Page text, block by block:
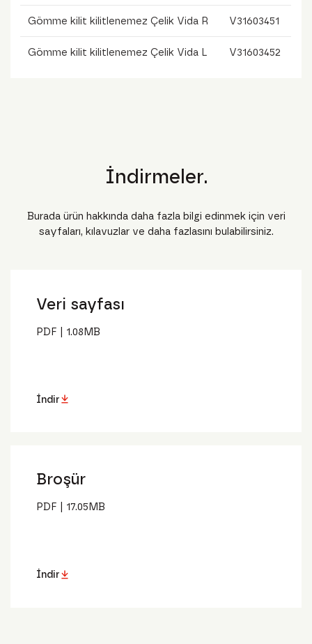
Gömme kilit kilitlenemez Çelik Vida R V31603451
Gömme kilit kilitlenemez Çelik Vida L V31603452
İndirmeler.
Burada ürün hakkında daha fazla bilgi edinmek için veri
sayfaları, kılavuzlar ve daha fazlasını bulabilirsiniz.
Veri sayfası
PDF 1.08MB
İndir
Broşür
PDF 17.05MB
İndir